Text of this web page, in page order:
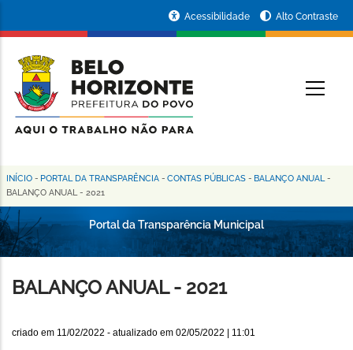
conteúdo
principal
da
Prefeitura
de
Horizonte
Acessibilidade Alto Contraste
Trilha
de
navegação
INÍCIO - PORTAL DA TRANSPARÊNCIA - CONTAS PÚBLICAS - BALANÇO ANUAL -
BALANÇO ANUAL - 2021
Portal da Transparência Municipal
BALANÇO ANUAL - 2021
criado em 11/02/2022 - atualizado em 02/05/2022 | 11:01